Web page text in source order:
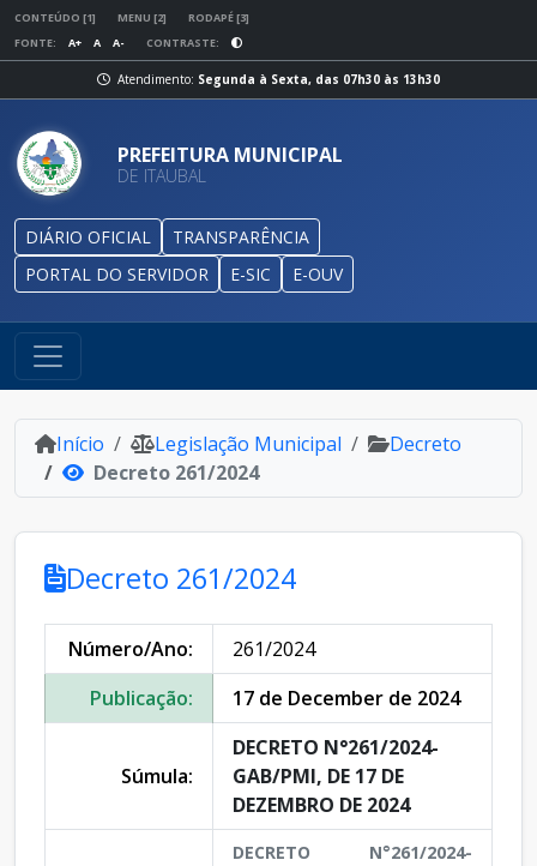
CONTEÚDO [1] MENU [2]
RODAPÉ [3]
FONTE:
A+ A A- CONTRASTE:
Atendimento: Segunda à Sexta, das 07h30 às 13h30
PREFEITURA MUNICIPAL
DE ITAUBAL
DIÁRIO OFICIAL
TRANSPARÊNCIA
PORTAL DO SERVIDOR
E-SIC E-OUV
Início Legislação Municipal
Decreto
Decreto 261/2024
Decreto 261/2024
Número/Ano:
261/2024
Publicação:
17 de December de 2024
Súmula:
DECRETO N°261/2024-
GAB/PMI, DE 17 DE
DEZEMBRO DE 2024
DECRETO N°261/2024-